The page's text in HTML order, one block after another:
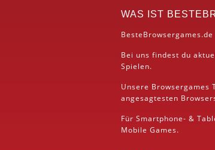
WAS IST
Bei uns findest du
Spielen.
Unsere Browsergames
angesagtesten
Für Smartphone- &
Mobile Games.